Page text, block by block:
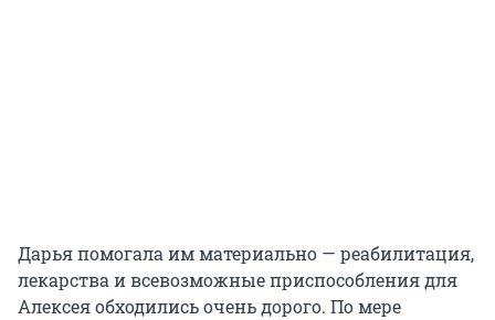
Дарья помогала им материально — реабилитация,
лекарства и всевозможные приспособления для
Алексея обходились очень дорого. По мере